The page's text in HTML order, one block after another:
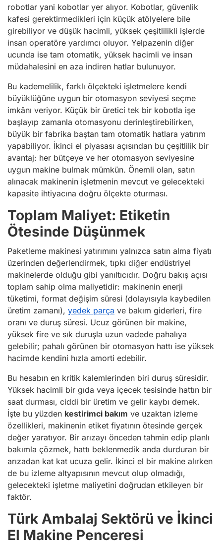
robotlar yani kobotlar yer alıyor. Kobotlar, güvenlik
kafesi gerektirmedikleri için küçük atölyelere bile
girebiliyor ve düşük hacimli, yüksek çeşitlilikli işlerde
insan operatöre yardımcı oluyor. Yelpazenin diğer
ucunda ise tam otomatik, yüksek hacimli ve insan
müdahalesini en aza indiren hatlar bulunuyor.
Bu kademelilik, farklı ölçekteki işletmelere kendi
büyüklüğüne uygun bir otomasyon seviyesi seçme
imkânı veriyor. Küçük bir üretici tek bir kobotla işe
başlayıp zamanla otomasyonu derinleştirebilirken,
büyük bir fabrika baştan tam otomatik hatlara yatırım
yapabiliyor. İkinci el piyasası açısından bu çeşitlilik bir
avantaj: her bütçeye ve her otomasyon seviyesine
uygun makine bulmak mümkün. Önemli olan, satın
alınacak makinenin işletmenin mevcut ve gelecekteki
kapasite ihtiyacına doğru ölçekte oturması.
Toplam Maliyet: Etiketin
Ötesinde Düşünmek
Paketleme makinesi yatırımını yalnızca satın alma fiyatı
üzerinden değerlendirmek, tıpkı diğer endüstriyel
makinelerde olduğu gibi yanıltıcıdır. Doğru bakış açısı
toplam sahip olma maliyetidir: makinenin enerji
tüketimi, format değişim süresi (dolayısıyla kaybedilen
üretim zamanı), yedek parça ve bakım giderleri, fire
oranı ve duruş süresi. Ucuz görünen bir makine,
yüksek fire ve sık duruşla uzun vadede pahalıya
gelebilir; pahalı görünen bir otomasyon hattı ise yüksek
hacimde kendini hızla amorti edebilir.
Bu hesabın en kritik kalemlerinden biri duruş süresidir.
Yüksek hacimli bir gıda veya içecek tesisinde hattın bir
saat durması, ciddi bir üretim ve gelir kaybı demek.
İşte bu yüzden kestirimci bakım ve uzaktan izleme
özellikleri, makinenin etiket fiyatının ötesinde gerçek
değer yaratıyor. Bir arızayı önceden tahmin edip planlı
bakımla çözmek, hattı beklenmedik anda durduran bir
arızadan kat kat ucuza gelir. İkinci el bir makine alırken
de bu izleme altyapısının mevcut olup olmadığı,
gelecekteki işletme maliyetini doğrudan etkileyen bir
faktör.
Türk Ambalaj Sektörü ve İkinci
El Makine Penceresi